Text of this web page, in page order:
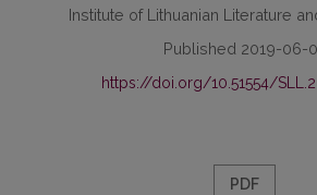
Institute of Lithuanian Literature
Published 2019-06-
https://doi.org/10.51554/
PDF